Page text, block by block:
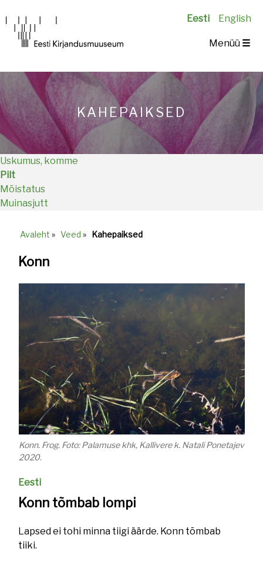
Eesti English
Main
Menüü ☰
KAHEPAIKSED
Uskumus, komme
Pilt
Mõistatus
Muinasjutt
Avaleht » Veed » Kahepaiksed
Konn
Konn. Frog. Foto: Palamuse khk, Kallivere k. Natali Ponetajev
2020.
Eesti
Konn tõmbab lompi
Lapsed ei tohi minna tiigi äärde. Konn tõmbab
tiiki.